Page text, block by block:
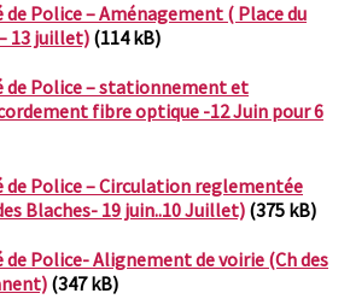
de Police – Aménagement ( Place du
13 juillet) (114 kB)
de Police – stationnement et
fibre optique -12 Juin pour 6
de Police – Circulation reglementée
Blaches- 19 juin..10 Juillet) (375 kB)
de Police- Alignement de voirie (Ch des
(347 kB)